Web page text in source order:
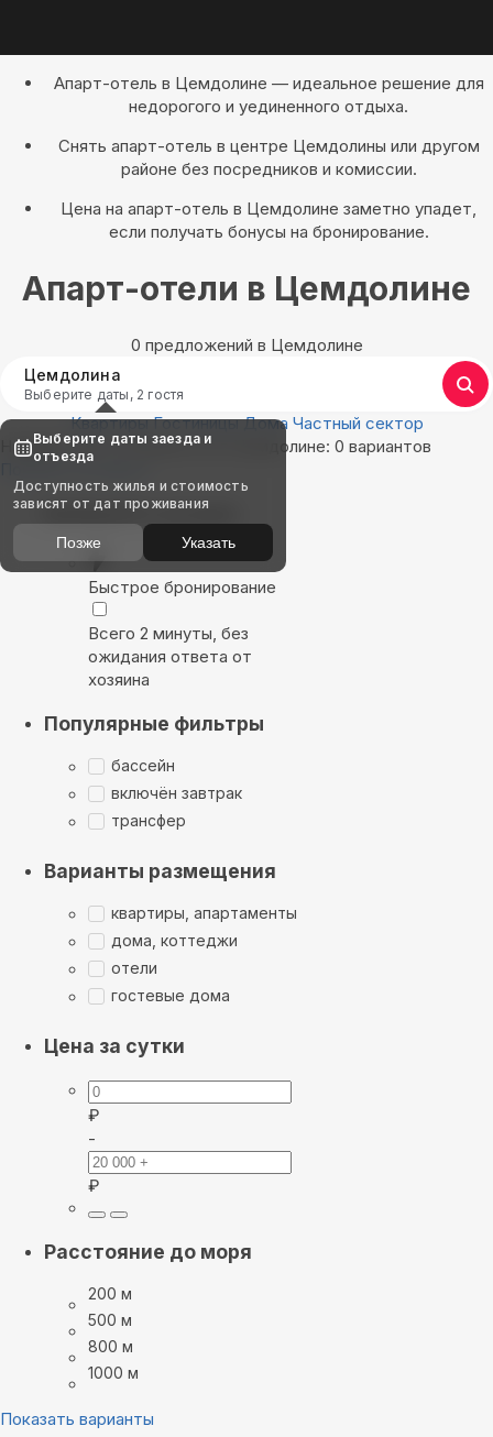
Апарт-отель в Цемдолине — идеальное решение для
недорогого и уединенного отдыха.
Снять апарт-отель в центре Цемдолины или другом
районе без посредников и комиссии.
Цена на апарт-отель в Цемдолине заметно упадет,
если получать бонусы на бронирование.
Апарт-отели в Цемдолине
0 предложений в Цемдолине
Цемдолина
Выберите даты, 2 гостя
Квартиры Гостиницы Дома Частный сектор
Найдём, где остановиться в Цемдолине: 0 вариантов
Показать на карте
Выбирайте лучшее
Быстрое бронирование
Всего 2 минуты, без
ожидания ответа от
хозяина
Популярные фильтры
бассейн
включён завтрак
трансфер
Варианты размещения
квартиры, апартаменты
дома, коттеджи
отели
гостевые дома
Цена за сутки
₽
-
₽
Расстояние до моря
200 м
500 м
800 м
1000 м
Показать варианты
Выберите даты заезда и
отъезда
Доступность жилья и стоимость
зависят от дат проживания
Позже Указать